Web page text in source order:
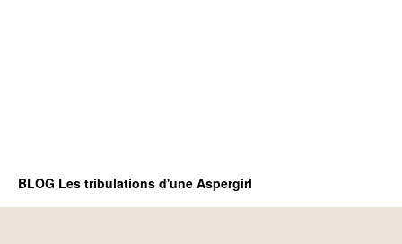
BLOG Les tribulations d'une Aspergirl